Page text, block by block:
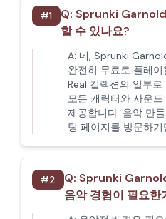
#1 Q: Sprunki
할 수 있나요?
A: 네, Sprunki
완전히 무료로 플레
Real 컬렉션의 일부
모든 캐릭터와 사운
제공합니다. 음악 만
팅 페이지를 방문하
#2 Q: Sprunki
음악 경험이 필요한